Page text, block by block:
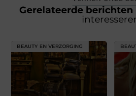
Gerelateerde berichten
BEAUTY EN VERZORGING